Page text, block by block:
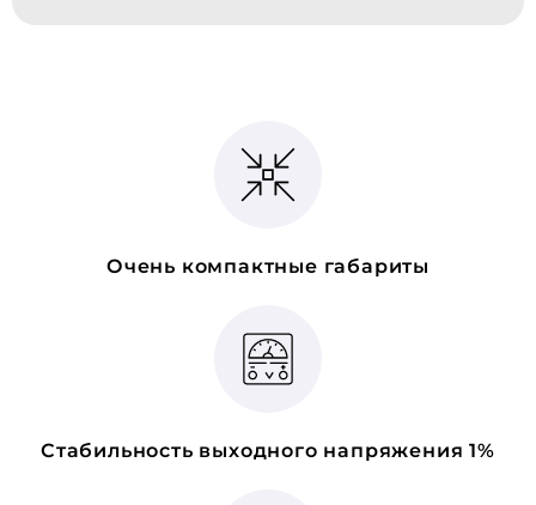
Очень компактные габариты
Стабильность выходного напряжения 1%